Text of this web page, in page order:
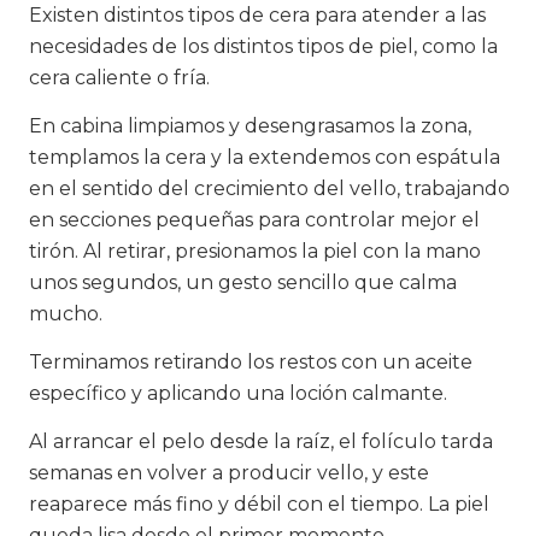
Existen distintos tipos de cera para atender a las
necesidades de los distintos tipos de piel, como la
cera caliente o fría.
En cabina limpiamos y desengrasamos la zona,
templamos la cera y la extendemos con espátula
en el sentido del crecimiento del vello, trabajando
en secciones pequeñas para controlar mejor el
tirón. Al retirar, presionamos la piel con la mano
unos segundos, un gesto sencillo que calma
mucho.
Terminamos retirando los restos con un aceite
específico y aplicando una loción calmante.
Al arrancar el pelo desde la raíz, el folículo tarda
semanas en volver a producir vello, y este
reaparece más fino y débil con el tiempo. La piel